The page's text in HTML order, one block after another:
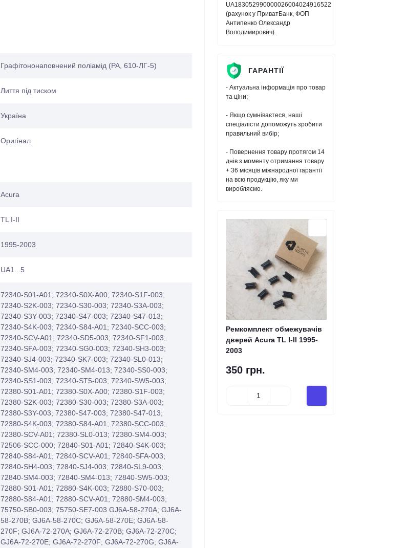
Графітононаповнений поліамід (PA, 610-ЛГ-5)
Лиття під тиском
Україна
Оригінал
Acura
TL I-II
1995-2003
UA1...5
72340-S01-A01; 72340-S0X-A00; 72340-S1F-003;
72340-S2K-003; 72340-S30-003; 72340-S3A-003;
72340-S3Y-003; 72340-S47-003; 72340-S47-013;
72340-S4K-003; 72340-S84-A01; 72340-SCC-003;
72340-SCV-A01; 72340-SD5-003; 72340-SF1-003;
72340-SFA-003; 72340-SG0-003; 72340-SH3-003;
72340-SJ4-003; 72340-SK7-003; 72340-SL0-013;
72340-SM4-003; 72340-SM4-013; 72340-SS0-003;
72340-SS1-003; 72340-ST5-003; 72340-SW5-003;
72380-S01-A01; 72380-S0X-A00; 72380-S1F-003;
72380-S2K-003; 72380-S30-003; 72380-S3A-003;
72380-S3Y-003; 72380-S47-003; 72380-S47-013;
72380-S4K-003; 72380-S84-A01; 72380-SCC-003;
72380-SCV-A01; 72380-SL0-013; 72380-SM4-003;
72506-SCC-000; 72840-S01-A01; 72840-S4K-003;
72840-S84-A01; 72840-SCV-A01; 72840-SFA-003;
72840-SH4-003; 72840-SJ4-003; 72840-SL9-003;
72840-SM4-003; 72840-SM4-013; 72840-SW5-003;
72880-S01-A01; 72880-S4K-003; 72880-S70-003;
72880-S84-A01; 72880-SCV-A01; 72880-SM4-003;
75750-SB0-003; 75750-SE7-003 GJ6A-58-270A; GJ6A-
58-270B; GJ6A-58-270C; GJ6A-58-270E; GJ6A-58-
270F; GJ6A-72-270A; GJ6A-72-270B; GJ6A-72-270C;
GJ6A-72-270E; GJ6A-72-270F; GJ6A-72-270G; GJ6A-
UA183052990000026004024916522
(рахунок у ПриватБанк, ФОП
Антипенко Олександр
Володимирович).
ГАРАНТІЇ
- Актуальна інформація про товар
та ціни;
- Якщо сумніваєтеся, наші
спеціалісти допоможуть зробити
правильний вибір;
- Повернення товару протягом 14
днів з моменту отримання товару
+ 36 місяців міжнародної гарантії
на всю продукцію, яку ми
виробляємо.
Ремкомплект обмежувачів
дверей Acura TL I-II 1995-
2003
350 грн.